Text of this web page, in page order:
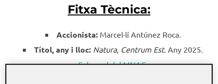
Fitxa Tècnica:
Accionista:Marcel·lí Antúnez Roca.
Títol, any i lloc: Natura, Centrum Est. Any 2025.
Sala oval del MNAC.